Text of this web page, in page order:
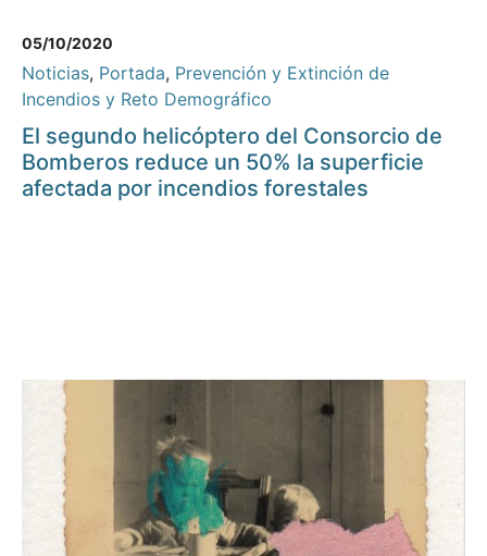
05/10/2020
Noticias, Portada, Prevención y Extinción de
Incendios y Reto Demográfico
El segundo helicóptero del Consorcio de
Bomberos reduce un 50% la superficie
afectada por incendios forestales